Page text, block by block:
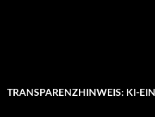
TRANSPARENZHINWEIS: KI-